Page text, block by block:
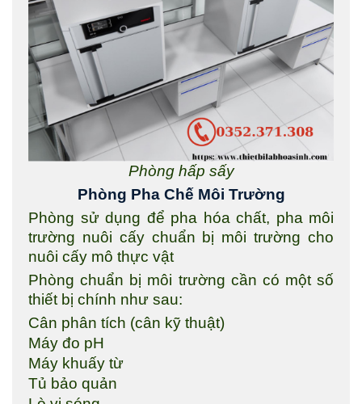
Phòng hấp sấy
Phòng Pha Chế Môi Trường
Phòng sử dụng để pha hóa chất, pha môi
trường nuôi cấy chuẩn bị môi trường cho
nuôi cấy mô thực vật
Phòng chuẩn bị môi trường cần có một số
thiết bị chính như sau:
Cân phân tích (cân kỹ thuật)
Máy đo pH
Máy khuấy từ
Tủ bảo quản